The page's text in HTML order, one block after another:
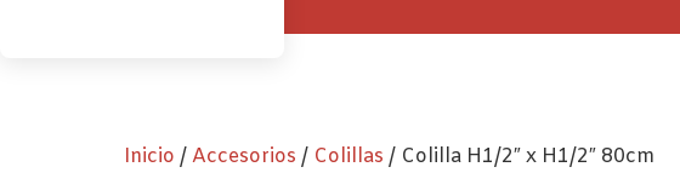
Inicio /Accesorios / Colillas / Colilla H1/2″ x H1/2″ 80cm